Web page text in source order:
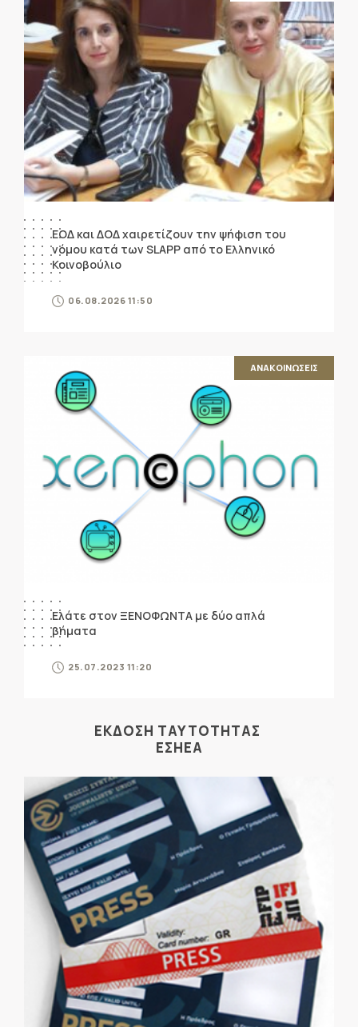
ΕΟΔ και ΔΟΔ χαιρετίζουν την ψήφιση του
νόμου κατά των SLAPP από το Ελληνικό
Κοινοβούλιο
06.08.2026 11:50
ΑΝΑΚΟΙΝΩΣΕΙΣ
Ελάτε στον ΞΕΝΟΦΩΝΤΑ με δύο απλά
βήματα
25.07.2023 11:20
ΕΚΔΟΣΗ ΤΑΥΤΟΤΗΤΑΣ
ΕΣΗΕΑ